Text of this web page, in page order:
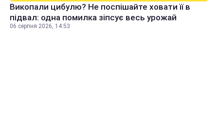
Викопали цибулю? Не поспішайте ховати її в
підвал: одна помилка зіпсує весь урожай
06 серпня 2026, 14:53